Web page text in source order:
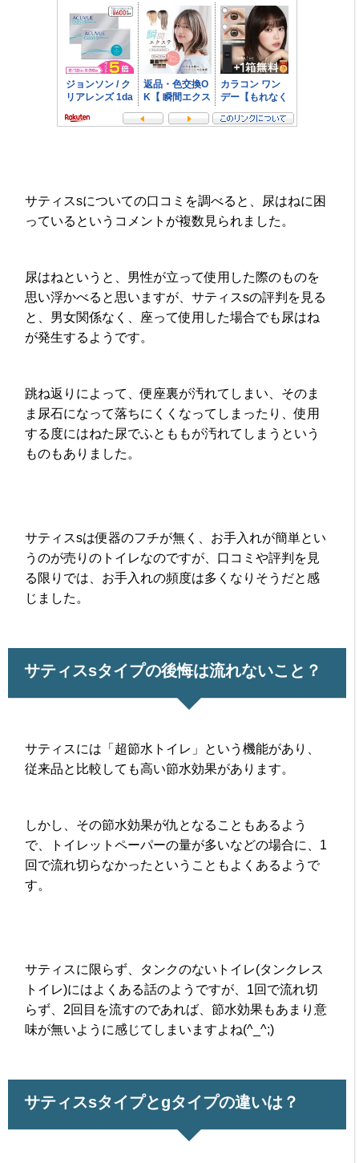
サティスsについての口コミを調べると、尿はねに困
っているというコメントが複数見られました。
尿はねというと、男性が立って使用した際のものを
思い浮かべると思いますが、サティスsの評判を見る
と、男女関係なく、座って使用した場合でも尿はね
が発生するようです。
跳ね返りによって、便座裏が汚れてしまい、そのま
ま尿石になって落ちにくくなってしまったり、使用
する度にはねた尿でふとももが汚れてしまうという
ものもありました。
サティスsは便器のフチが無く、お手入れが簡単とい
うのが売りのトイレなのですが、口コミや評判を見
る限りでは、お手入れの頻度は多くなりそうだと感
じました。
サティスsタイプの後悔は流れないこと？
サティスには「超節水トイレ」という機能があり、
従来品と比較しても高い節水効果があります。
しかし、その節水効果が仇となることもあるよう
で、トイレットペーパーの量が多いなどの場合に、1
回で流れ切らなかったということもよくあるようで
す。
サティスに限らず、タンクのないトイレ(タンクレス
トイレ)にはよくある話のようですが、1回で流れ切
らず、2回目を流すのであれば、節水効果もあまり意
味が無いように感じてしまいますよね(^_^;)
サティスsタイプとgタイプの違いは？